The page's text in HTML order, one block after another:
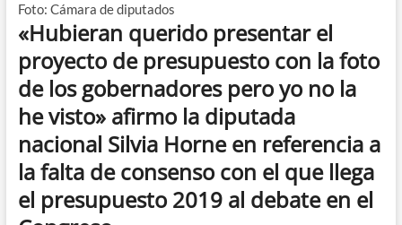
Foto: Cámara de diputados
«Hubieran querido presentar el
proyecto de presupuesto con la foto
de los gobernadores pero yo no la
he visto» afirmo la diputada
nacional Silvia Horne en referencia a
la falta de consenso con el que llega
el presupuesto 2019 al debate en el